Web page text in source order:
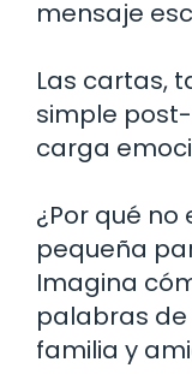
mensaje
Las cartas,
simple
carga
¿Por qué
pequeña
Imagina
palabras
familia y